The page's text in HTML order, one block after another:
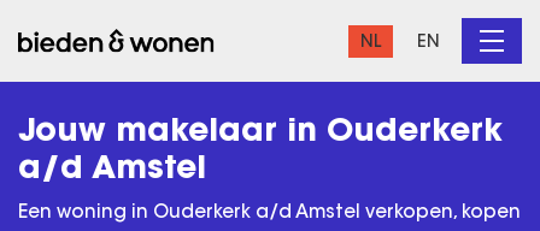
NL EN
Jouw makelaar in Ouderkerk
a/d Amstel
Een woning in Ouderkerk a/d Amstel verkopen, kopen